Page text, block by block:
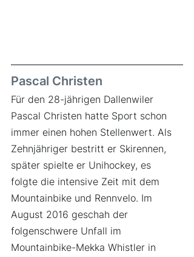
Pascal Christen
Für den 28-jährigen Dallenwiler
Pascal Christen hatte Sport schon
immer einen hohen Stellenwert. Als
Zehnjähriger bestritt er Skirennen,
später spielte er Unihockey, es
folgte die intensive Zeit mit dem
Mountainbike und Rennvelo. Im
August 2016 geschah der
folgenschwere Unfall im
Mountainbike-Mekka Whistler in